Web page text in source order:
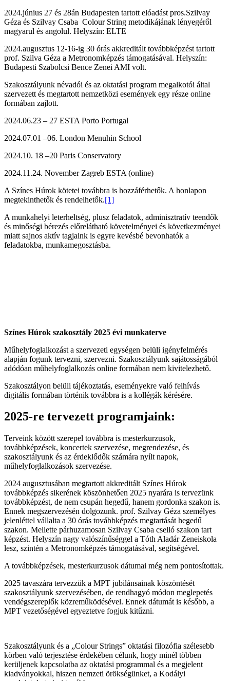
2024.június 27 és 28án Budapesten tartott elóadást pros.Szilvay
Géza és Szilvay Csaba Colour String metodikájának lényegéről
magyarul és angolul. Helyszín: ELTE
2024.augusztus 12-16-ig 30 órás akkreditált továbbképzést tartott
prof. Szilva Géza a Metronomképzés támogatásával. Helyszín:
Budapesti Szabolcsi Bence Zenei AMI volt.
Szakosztályunk névadói és az oktatási program megalkotói által
szervezett és megtartott nemzetközi események egy része online
formában zajlott.
2024.06.23 – 27 ESTA Porto Portugal
2024.07.01 –06. London Menuhin School
2024.10. 18 –20 Paris Conservatory
2024.11.24. November Zagreb ESTA (online)
A Színes Húrok kötetei továbbra is hozzáférhetők. A honlapon
megtekinthetők és rendelhetők.[1]
A munkahelyi leterheltség, plusz feladatok, adminisztratív teendők
és minőségi bérezés előrelátható követelményei és következményei
miatt sajnos aktív tagjaink is egyre kevésbé bevonhatók a
feladatokba, munkamegosztásba.
Színes Húrok szakosztály 2025 évi munkaterve
Műhelyfoglalkozást a szervezeti egységen belüli igényfelmérés
alapján fogunk tervezni, szervezni. Szakosztályunk sajátosságából
adódóan műhelyfoglalkozás online formában nem kivitelezhető.
Szakosztályon belüli tájékoztatás, eseményekre való felhívás
digitális formában történik továbbra is a kollégák kérésére.
2025-re tervezett programjaink:
Terveink között szerepel továbbra is mesterkurzusok,
továbbképzések, koncertek szervezése, megrendezése, és
szakosztályunk és az érdeklődők számára nyílt napok,
műhelyfoglalkozások szervezése.
2024 augusztusában megtartott akkreditált Színes Húrok
továbbképzés sikerének köszönhetően 2025 nyarára is tervezünk
továbbképzést, de nem csupán hegedű, hanem gordonka szakon is.
Ennek megszervezésén dolgozunk. prof. Szilvay Géza személyes
jelenléttel vállalta a 30 órás továbbképzés megtartását hegedű
szakon. Mellette párhuzamosan Szilvay Csaba cselló szakon tart
képzést. Helyszín nagy valószínűséggel a Tóth Aladár Zeneiskola
lesz, szintén a Metronomképzés támogatásával, segítségével.
A továbbképzések, mesterkurzusok dátumai még nem pontosítottak.
2025 tavaszára tervezzük a MPT jubilánsainak köszöntését
szakosztályunk szervezésében, de rendhagyó módon meglepetés
vendégszereplők közreműködésével. Ennek dátumát is később, a
MPT vezetőségével egyeztetve fogjuk kitűzni.
Szakosztályunk és a „Colour Strings” oktatási filozófia szélesebb
körben való terjesztése érdekében célunk, hogy minél többen
kerüljenek kapcsolatba az oktatási programmal és a megjelent
kiadványokkal, hiszen nemzeti örökségünket, a Kodályi